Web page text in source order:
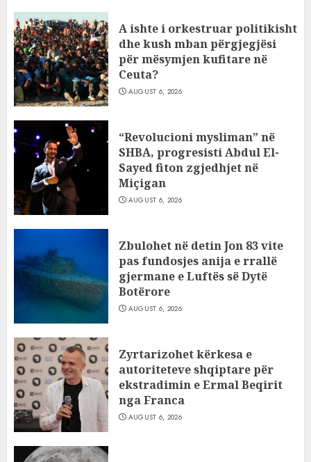
A ishte i orkestruar politikisht
dhe kush mban përgjegjësi
për mësymjen kufitare në
Ceuta?
AUGUST 6, 2026
“Revolucioni mysliman” në
SHBA, progresisti Abdul El-
Sayed fiton zgjedhjet në
Miçigan
AUGUST 6, 2026
Zbulohet në detin Jon 83 vite
pas fundosjes anija e rrallë
gjermane e Luftës së Dytë
Botërore
AUGUST 6, 2026
Zyrtarizohet kërkesa e
autoriteteve shqiptare për
ekstradimin e Ermal Beqirit
nga Franca
AUGUST 6, 2026